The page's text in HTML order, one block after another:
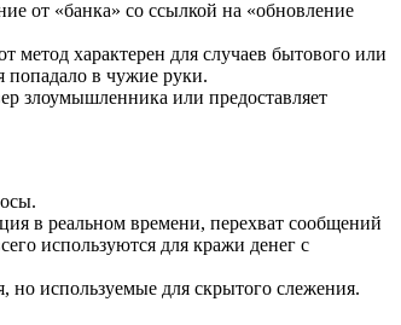
от «банка» со ссылкой на «обновление
характерен для случаев бытового или
попадало в чужие руки.
злоумышленника или предоставляет
в реальном времени, перехват сообщений
используются для кражи денег с
но используемые для скрытого слежения.